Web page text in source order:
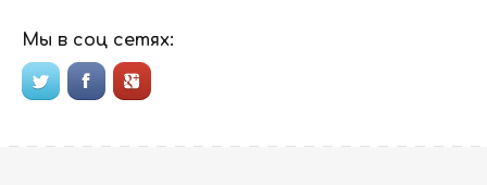
Мы в соц сетях: